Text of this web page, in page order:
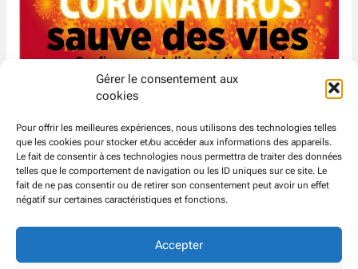
Gérer le consentement aux
cookies
Pour offrir les meilleures expériences, nous utilisons des technologies telles
que les cookies pour stocker et/ou accéder aux informations des appareils.
Le fait de consentir à ces technologies nous permettra de traiter des données
telles que le comportement de navigation ou les ID uniques sur ce site. Le
fait de ne pas consentir ou de retirer son consentement peut avoir un effet
négatif sur certaines caractéristiques et fonctions.
Accepter